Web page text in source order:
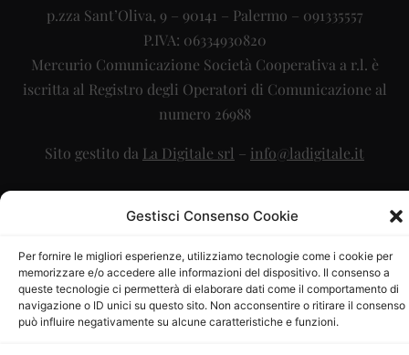
Gestisci Consenso Cookie
Per fornire le migliori esperienze, utilizziamo tecnologie come i cookie per
memorizzare e/o accedere alle informazioni del dispositivo. Il consenso a
queste tecnologie ci permetterà di elaborare dati come il comportamento di
navigazione o ID unici su questo sito. Non acconsentire o ritirare il consenso
può influire negativamente su alcune caratteristiche e funzioni.
p.zza Sant’Oliva, 9 – 90141 – Palermo – 091335557
P.IVA: 06334930820
Mercurio Comunicazione Società Cooperativa a r.l. è
iscritta al Registro degli Operatori di Comunicazione al
numero 26988
Sito gestito da La Digitale srl – info@ladigitale.it